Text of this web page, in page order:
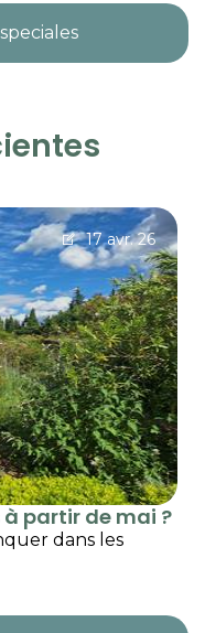
17 avr. 26
partir de mai ?
dans les